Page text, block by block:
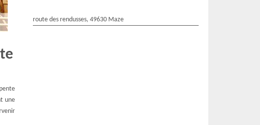
une
route des rendusses, 49630 Maze